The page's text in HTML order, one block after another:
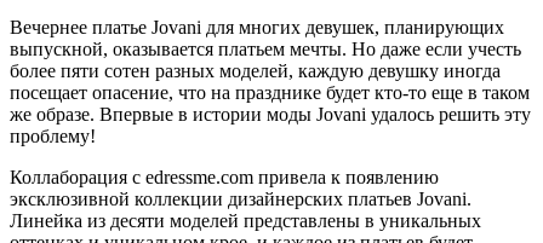
Вечернее платье Jovani для многих девушек, планирующих
выпускной, оказывается платьем мечты. Но даже если учесть
более пяти сотен разных моделей, каждую девушку иногда
посещает опасение, что на празднике будет кто-то еще в таком
же образе. Впервые в истории моды Jovani удалось решить эту
проблему!
Коллаборация с edressme.com привела к появлению
эксклюзивной коллекции дизайнерских платьев Jovani.
Линейка из десяти моделей представлены в уникальных